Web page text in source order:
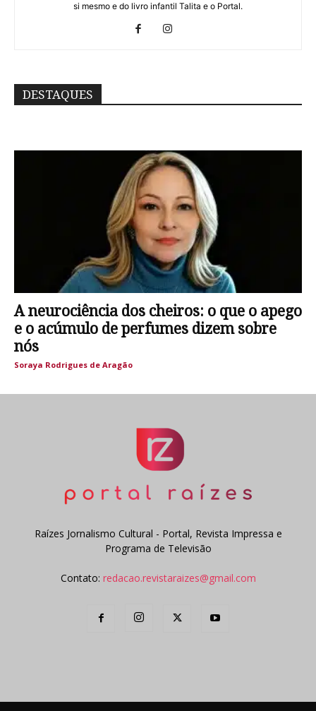
si mesmo e do livro infantil Talita e o Portal.
DESTAQUES
A neurociência dos cheiros: o que o apego
e o acúmulo de perfumes dizem sobre
nós
Soraya Rodrigues de Aragão
Raízes Jornalismo Cultural - Portal, Revista Impressa e
Programa de Televisão
Contato: redacao.revistaraizes@gmail.com